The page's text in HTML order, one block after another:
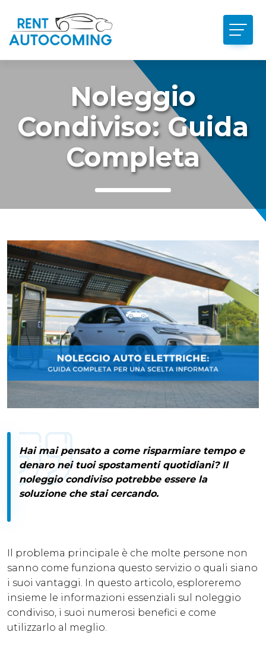
Noleggio
Condiviso: Guida
Completa
Hai mai pensato a come risparmiare tempo e
denaronei tuoi spostamenti quotidiani? Il
noleggio condivisopotrebbe essere la
soluzione che stai cercando.
Il problema principale è che molte persone non
sanno come funziona questo servizio o quali siano
i suoi vantaggi. In questo articolo, esploreremo
insieme le informazioni essenziali sul noleggio
condiviso, i suoi numerosi benefici e come
utilizzarlo al meglio.